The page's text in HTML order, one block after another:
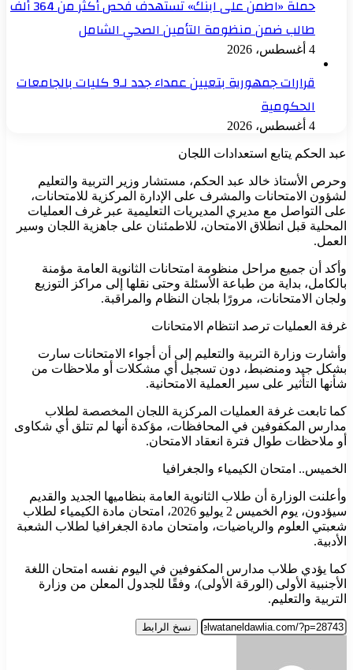
حملة «اطمن على ابنك» تستهدف فحص أكثر من 364 ألف
طالب ضمن منظومة التأمين الصحي الشامل
4 أغسطس، 2026
قرارات جمهورية بتعيين عمداء جدد لـ9 كليات بالجامعات
الحكومية
4 أغسطس، 2026
عبد الحكم يتابع استعدادات اللجان
وحرص الأستاذ خالد عبد الحكم، مستشار وزير التربية والتعليم
لشؤون الامتحانات والمشرف على الإدارة المركزية للامتحانات،
على التواصل مع مديري المديريات التعليمية عبر غرف العمليات
المحلية قبل انطلاق الامتحان، للاطمئنان على جاهزية اللجان وسير
العمل.
وأكد أن جميع مراحل منظومة امتحانات الثانوية العامة مؤمنة
بالكامل، بداية من طباعة الأسئلة وحتى نقلها إلى مراكز التوزيع
ولجان الامتحانات، مرورًا بلجان النظام والمراقبة.
غرفة العمليات ترصد انتظام الامتحانات
وأشارت وزارة التربية والتعليم إلى أن أجواء الامتحانات سارت
بشكل جيد ومنضبط، دون تسجيل أي مشكلات أو ملاحظات من
شأنها التأثير على سير العملية الامتحانية.
كما تابعت غرفة العمليات المركزية اللجان المخصصة لطلاب
مدارس المكفوفين في المحافظات، مؤكدة أنها لم تتلق أي شكاوى
أو ملاحظات طوال فترة انعقاد الامتحان.
الخميس.. امتحان الكيمياء والجغرافيا
وأعلنت الوزارة أن طلاب الثانوية العامة بنظاميها الجديد والقديم
سيؤدون، يوم الخميس 2 يوليو 2026، امتحان مادة الكيمياء لطلاب
شعبتي العلوم والرياضيات، وامتحان مادة الجغرافيا لطلاب الشعبة
الأدبية.
كما يؤدي طلاب مدارس المكفوفين في اليوم نفسه امتحان اللغة
الأجنبية الأولى (الورقة الأولى)، وفقًا للجدول المعلن من وزارة
التربية والتعليم.
نسخ الرابط